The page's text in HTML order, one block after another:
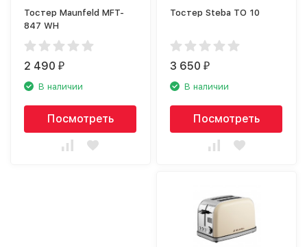
Тостер Maunfeld MFT-
847 WH
2 490₽
В наличии
Посмотреть
Тостер Steba TO 10
3 650₽
В наличии
Посмотреть